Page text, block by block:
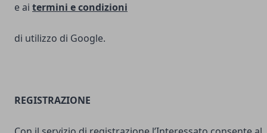
e ai termini econdizioni
di utilizzo di Google.
REGISTRAZIONE